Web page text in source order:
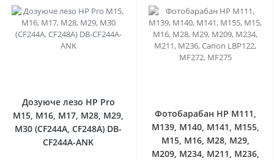
Дозуюче лезо HP Pro
M15, M16, M17, M28, M29,
M30 (CF244A, CF248A) DB-
CF244A-ANK
Фотобарабан HP M111,
M139, M140, M141, M155,
M15, M16, M28, M29,
M209, M234, M211, M236,